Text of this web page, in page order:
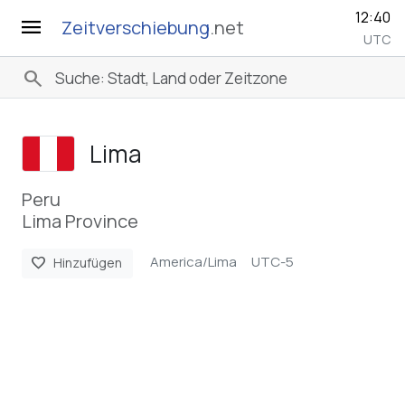
menu Zeitverschiebung.net 12:40
UTC
search
Lima
Peru
Lima Province
favorite Hinzufügen America/Lima UTC-5